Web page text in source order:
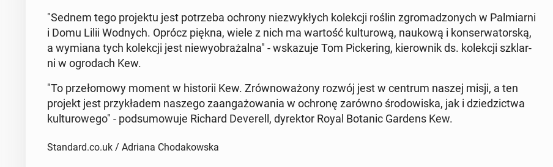
"Sednem tego pro­jek­tu jest po­trze­ba ochrony nie­zwy­kłych ko­lek­cji roślin zgro­ma­dzo­nych w Pal­miar­ni
i Domu Lilii Wodnych. Oprócz piękna, wiele z nich ma wartość kul­tu­ro­wą, naukową i kon­ser­wa­tor­ską,
a wymiana tych ko­lek­cji jest nie­wy­obra­żal­na" - wska­zu­je Tom Pic­ke­ring, kie­row­nik ds. ko­lek­cji szklar­
ni w ogro­dach Kew.
"To prze­ło­mo­wy moment w hi­sto­rii Kew. Zrów­no­wa­żo­ny rozwój jest w centrum naszej misji, a ten
projekt jest przy­kła­dem naszego za­an­ga­żo­wa­nia w ochronę zarówno śro­do­wi­ska, jak i dzie­dzic­twa
kul­tu­ro­we­go" - pod­su­mo­wu­je Richard De­ve­rell, dy­rek­tor Royal Botanic Gardens Kew.
Standard.co.uk / Adriana Chodakowska